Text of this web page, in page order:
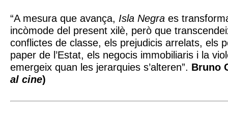
“A mesura que avança, Isla Negra es
incòmode del present xilè, però que
conflictes de classe, els prejudicis arrelats, els
paper de l’Estat, els negocis immobiliaris i la
emergeix quan les jerarquies s’alteren”. Bruno
al cine)